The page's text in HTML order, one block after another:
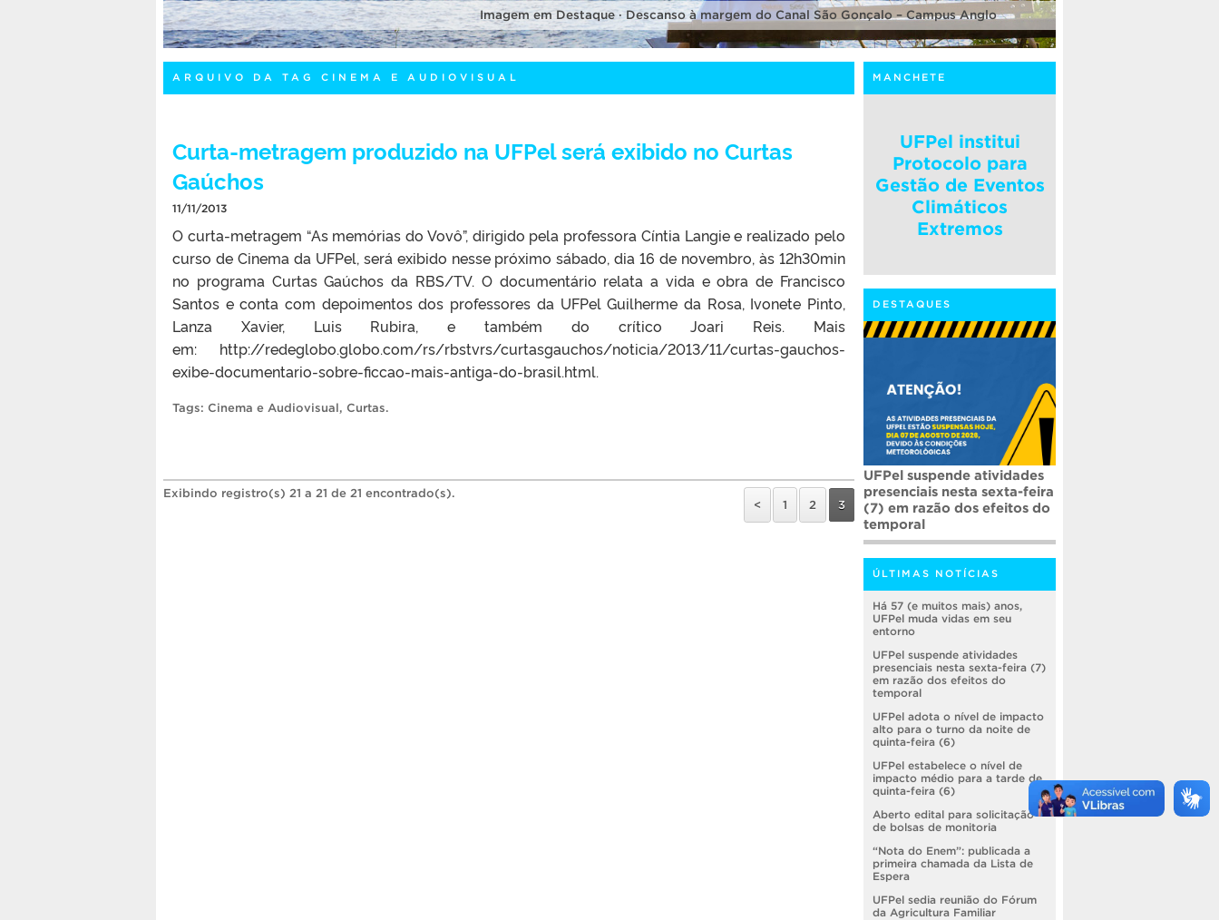
Imagem em Destaque · Descanso à margem do Canal São Gonçalo – Campus Anglo
ARQUIVO DA TAG CINEMA E AUDIOVISUAL
Curta-metragem produzido na UFPel será exibido no Curtas
Gaúchos
11/11/2013
O curta-metragem “As memórias do Vovô”, dirigido pela professora Cíntia Langie e realizado pelo
curso de Cinema da UFPel, será exibido nesse próximo sábado, dia 16 de novembro, às 12h30min
no programa Curtas Gaúchos da RBS/TV. O documentário relata a vida e obra de Francisco
Santos e conta com depoimentos dos professores da UFPel Guilherme da Rosa, Ivonete Pinto,
Lanza Xavier, Luis Rubira, e também do crítico Joari Reis. Mais
em: http://redeglobo.globo.com/rs/rbstvrs/curtasgauchos/noticia/2013/11/curtas-gauchos-
exibe-documentario-sobre-ficcao-mais-antiga-do-brasil.html.
Tags: Cinema e Audiovisual, Curtas.
Exibindo registro(s) 21 a 21 de 21 encontrado(s).
<
1 2 3
MANCHETE
UFPel institui
Protocolo para
Gestão de Eventos
Climáticos
Extremos
DESTAQUES
UFPel suspende atividades
presenciais nesta sexta-feira
(7) em razão dos efeitos do
temporal
ÚLTIMAS NOTÍCIAS
Há 57 (e muitos mais) anos,
UFPel muda vidas em seu
entorno
UFPel suspende atividades
presenciais nesta sexta-feira (7)
em razão dos efeitos do
temporal
UFPel adota o nível de impacto
alto para o turno da noite de
quinta-feira (6)
UFPel estabelece o nível de
impacto médio para a tarde de
quinta-feira (6)
Aberto edital para solicitação
de bolsas de monitoria
“Nota do Enem”: publicada a
primeira chamada da Lista de
Espera
UFPel sedia reunião do Fórum
da Agricultura Familiar